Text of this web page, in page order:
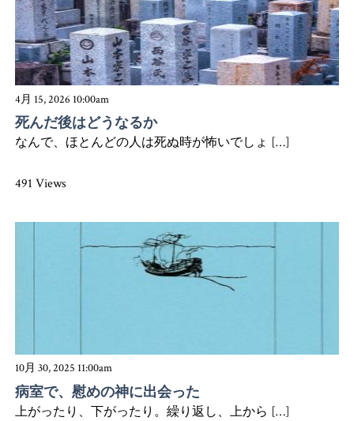
4月 15, 2026 10:00am
死んだ後はどうなるか
なんで、ほとんどの人は死ぬ時が怖いでしょ […]
491 Views
10月 30, 2025 11:00am
病室で、慰めの神に出会った
上がったり、下がったり。繰り返し、上から […]